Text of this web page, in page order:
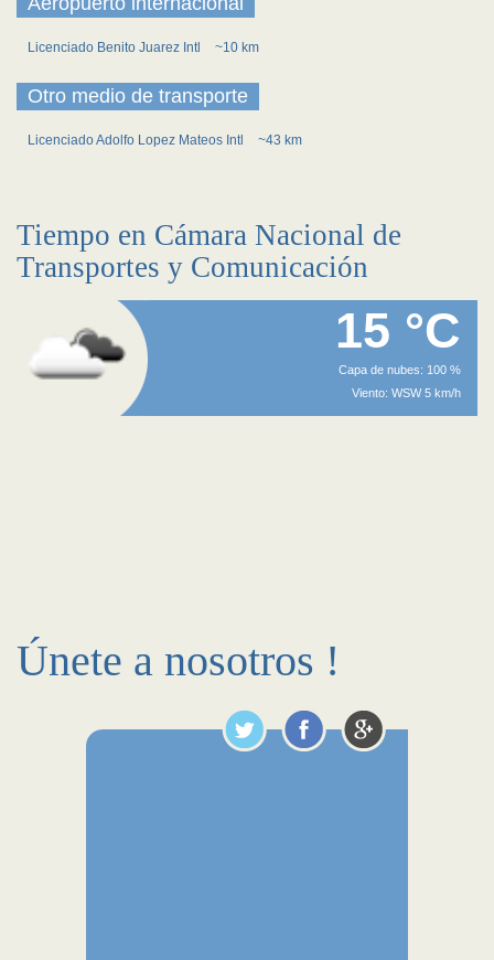
Licenciado Benito Juarez Intl ~10 km
Otro medio de transporte
Licenciado Adolfo Lopez Mateos Intl ~43 km
Tiempo en Cámara Nacional de
Transportes y Comunicación
15 °C
Capa de nubes: 100 %
Viento: WSW 5 km/h
Únete a nosotros !